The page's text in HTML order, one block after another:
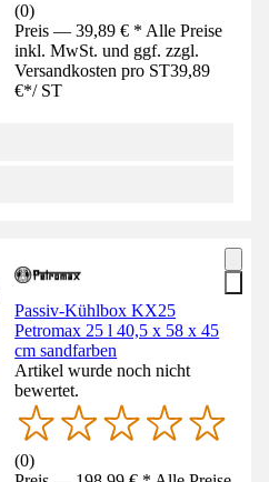
(0)
Preis — 39,89 € * Alle Preise
inkl. MwSt. und ggf. zzgl.
Versandkosten pro ST39,89
€*/ ST
Passiv-Kühlbox KX25
Petromax 25 l 40,5 x 58 x 45
cm sandfarben
Artikel wurde noch nicht
bewertet.
(0)